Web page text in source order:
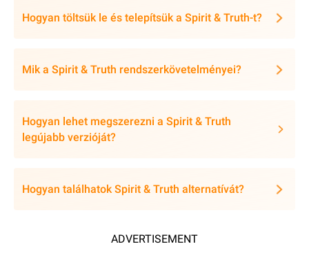
Hogyan töltsük le és telepítsük a Spirit & Truth-t?
Mik a Spirit & Truth rendszerkövetelményei?
Hogyan lehet megszerezni a Spirit & Truth
legújabb verzióját?
Hogyan találhatok Spirit & Truth alternatívát?
ADVERTISEMENT